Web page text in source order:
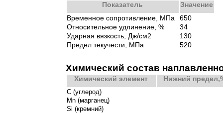
Показатель
Значение
Временное сопротивление, МПа
650
Относительное удлинение, %
34
Ударная вязкость, Дж/см2
130
Предел текучести, МПа
520
Химический состав
Химический элемент Нижний
С (углерод)
Mn (марганец)
Si (кремний)